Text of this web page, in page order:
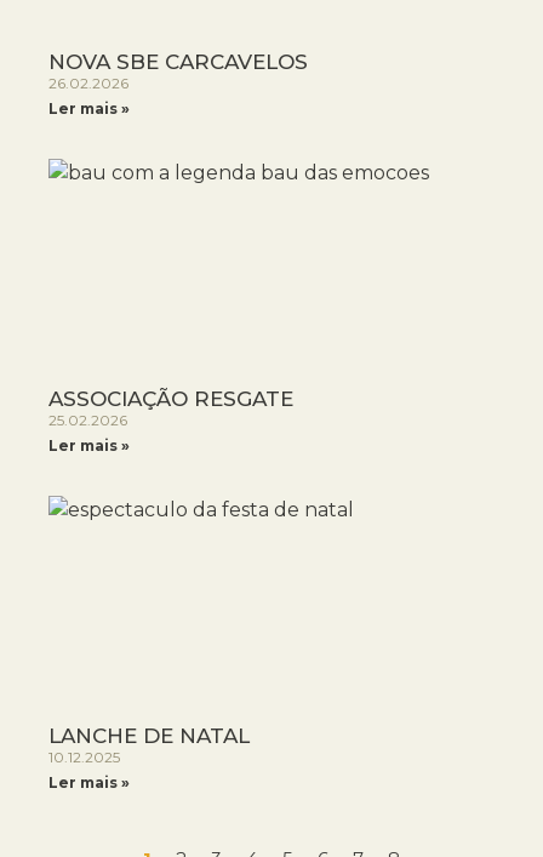
NOVA SBE CARCAVELOS
26.02.2026
Ler mais »
ASSOCIAÇÃO RESGATE
25.02.2026
Ler mais »
LANCHE DE NATAL
10.12.2025
Ler mais »